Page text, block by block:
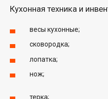
Кухонная техника и
весы кухонные;
сковородка;
лопатка;
нож;
терка;